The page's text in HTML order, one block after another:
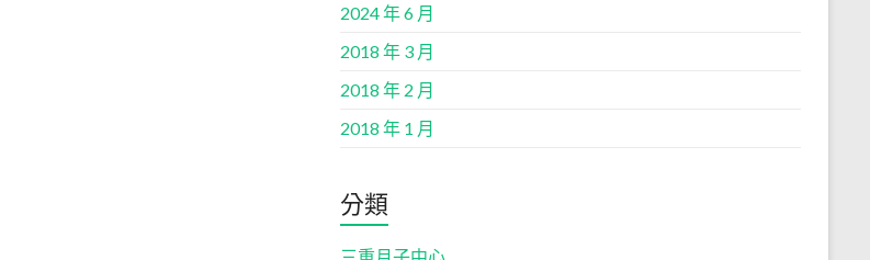
2024 年 6 月
2018 年 3 月
2018 年 2 月
2018 年 1 月
分類
三重月子中心